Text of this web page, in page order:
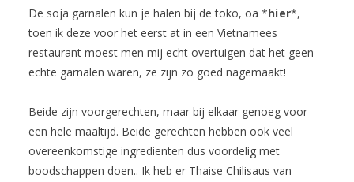
De soja garnalen kun je halen bij de toko, oa *hier*,
toen ik deze voor het eerst at in een Vietnamees
restaurant moest men mij echt overtuigen dat het geen
echte garnalen waren, ze zijn zo goed nagemaakt!
Beide zijn voorgerechten, maar bij elkaar genoeg voor
een hele maaltijd. Beide gerechten hebben ook veel
overeenkomstige ingredienten dus voordelig met
boodschappen doen.. Ik heb er Thaise Chilisaus van